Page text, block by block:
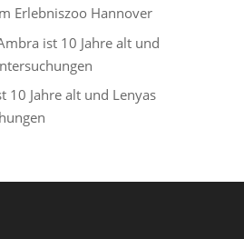
Erlebniszoo Hannover
ist 10 Jahre alt und
10 Jahre alt und Lenyas